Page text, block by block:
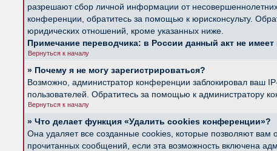
разрешают сбор личной информации от
конференции, обратитесь за помощью к юрисконсульту.
юридических отношений, кроме указанных ниже.
Примечание переводчика: в России данный акт не
Вернуться к началу
» Почему я не могу зарегистрироваться?
Возможно, администратор конференции заблокировал ваш
пользователей. Обратитесь за помощью к администратору
Вернуться к началу
» Что делает функция «Удалить cookies конференции»?
Она удаляет все созданные cookies, которые позволяют вам
прочитанных сообщений, если эта возможность включена